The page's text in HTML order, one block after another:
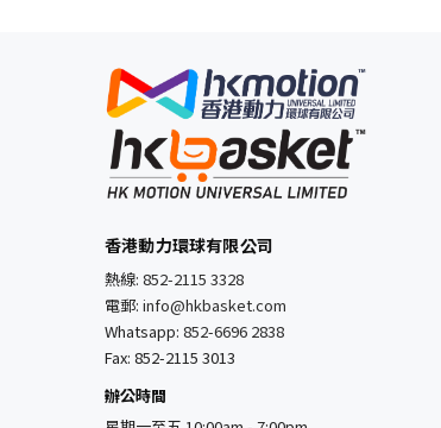
香港動力環球有限公司
熱線: 852-2115 3328
電郵: info@hkbasket.com
Whatsapp: 852-6696 2838
Fax: 852-2115 3013
辦公時間